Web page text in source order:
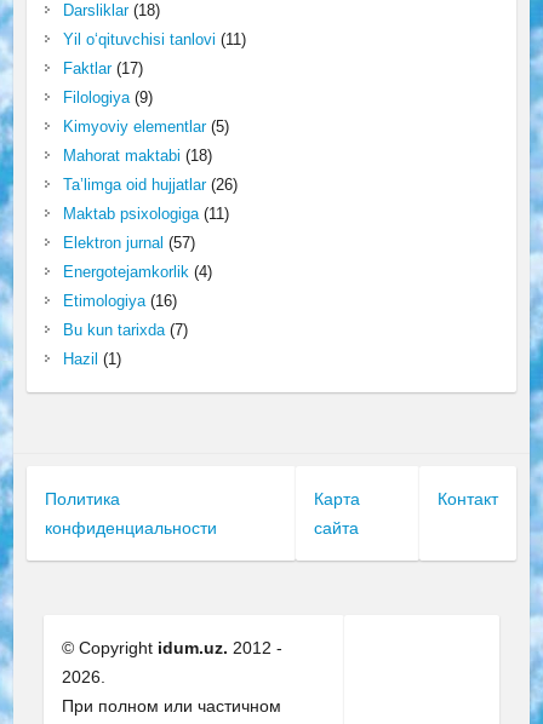
Darsliklar(18)
Yil o‘qituvchisi tanlovi (11)
Faktlar(17)
Filologiya(9)
Kimyoviy elementlar(5)
Mahorat maktabi (18)
Ta’limga oid hujjatlar(26)
Maktab psixologiga(11)
Elektron jurnal (57)
Energotejamkorlik(4)
Etimologiya(16)
Bu kun tarixda(7)
Hazil (1)
Политика
конфиденциальности
Карта
сайта
Контакт
© Copyright idum.uz. 2012 -
2026.
При полном или частичном